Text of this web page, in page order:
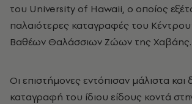
του University of Hawaii, ο οποίος
παλαιότερες καταγραφές του
Βαθέων Θαλάσσιων Ζώων της Χαβάης.
Οι επιστήμονες εντόπισαν μάλιστα και
καταγραφή του ίδιου είδους κοντά